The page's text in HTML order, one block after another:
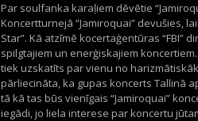
Par soulfanka karaļiem dēvētie
Koncertturnejā “Jamiroquai” devušies,
Star”. Kā atzīmē kocertaģentūras “FBI”
spilgtajiem un enerģiskajiem
tiek uzskatīts par vienu no
pārliecināta, ka gupas koncerts Tallinā
tā kā tas būs vienīgais “Jamiroquai”
iegādi, jo liela interese par koncertu